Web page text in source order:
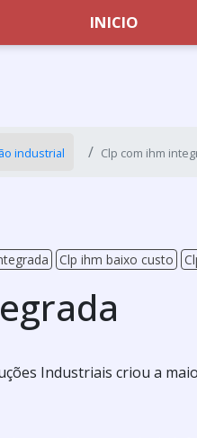
INICIO
industrial Clp com ihm
Clp ihm baixo custo
Industriais criou a